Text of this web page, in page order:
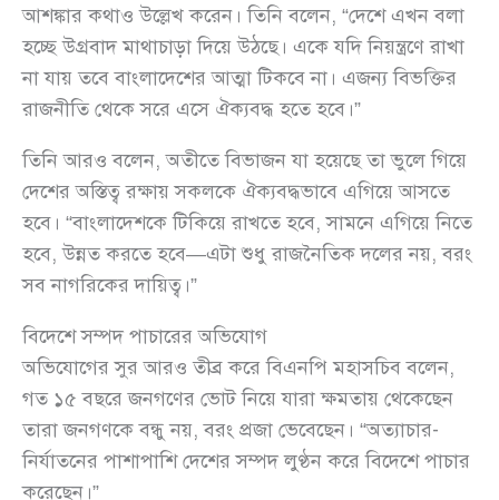
আশঙ্কার কথাও উল্লেখ করেন। তিনি বলেন, “দেশে এখন বলা
হচ্ছে উগ্রবাদ মাথাচাড়া দিয়ে উঠছে। একে যদি নিয়ন্ত্রণে রাখা
না যায় তবে বাংলাদেশের আত্মা টিকবে না। এজন্য বিভক্তির
রাজনীতি থেকে সরে এসে ঐক্যবদ্ধ হতে হবে।”
তিনি আরও বলেন, অতীতে বিভাজন যা হয়েছে তা ভুলে গিয়ে
দেশের অস্তিত্ব রক্ষায় সকলকে ঐক্যবদ্ধভাবে এগিয়ে আসতে
হবে। “বাংলাদেশকে টিকিয়ে রাখতে হবে, সামনে এগিয়ে নিতে
হবে, উন্নত করতে হবে—এটা শুধু রাজনৈতিক দলের নয়, বরং
সব নাগরিকের দায়িত্ব।”
বিদেশে সম্পদ পাচারের অভিযোগ
অভিযোগের সুর আরও তীব্র করে বিএনপি মহাসচিব বলেন,
গত ১৫ বছরে জনগণের ভোট নিয়ে যারা ক্ষমতায় থেকেছেন
তারা জনগণকে বন্ধু নয়, বরং প্রজা ভেবেছেন। “অত্যাচার-
নির্যাতনের পাশাপাশি দেশের সম্পদ লুণ্ঠন করে বিদেশে পাচার
করেছেন।”